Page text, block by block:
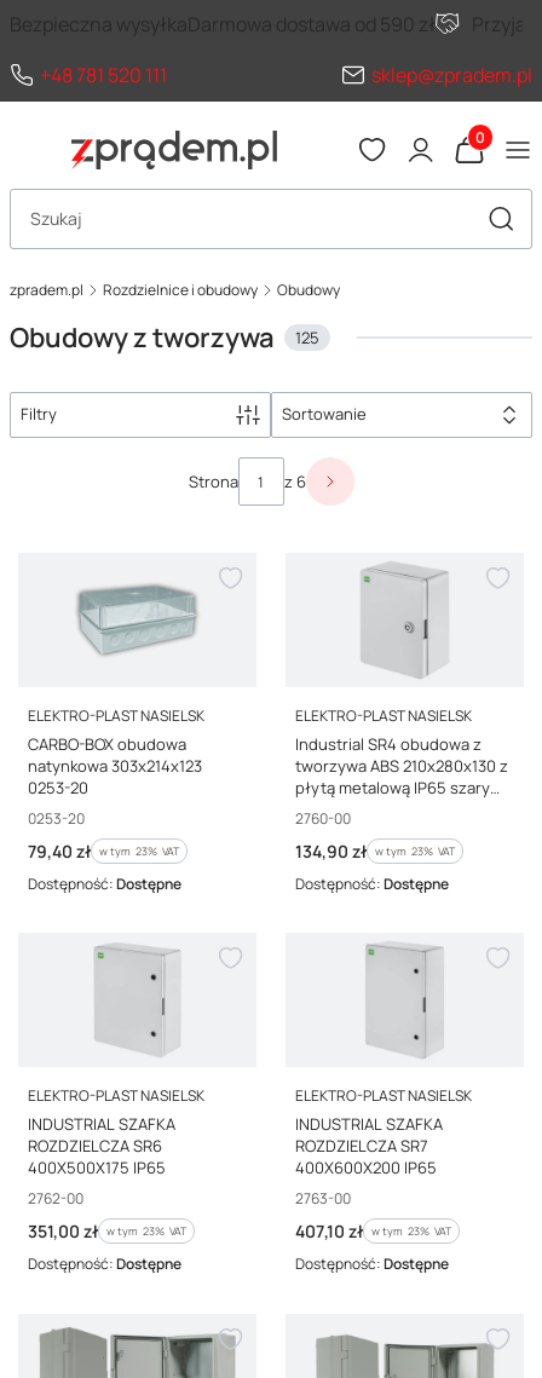
Bezpieczna wysyłkaDarmowa dostawa od 590 zł
+48 781 520 111
sklep@zpradem.pl
Produkty
Otwórz wyszukiwarkę
zpradem.pl Rozdzielnice i obudowy Obudowy
Obudowy z tworzywa 125
Filtry Sortowanie
Lista produktówStrona z 6 Następne produkty
PRODUCENT
ELEKTRO-PLAST NASIELSK
CARBO-BOX obudowa
natynkowa 303x214x123
0253-20
Kod producenta
0253-20
Cena brutto
79,40 zł w tym %s VAT
w tym 23% VAT
Dostępność:Dostępne
PRODUCENT
ELEKTRO-PLAST NASIELSK
Industrial SR4 obudowa z
tworzywa ABS 210x280x130 z
płytą metalową IP65 szary
2760-00
Kod producenta
2760-00
Cena brutto
134,90 zł w tym %s VAT
w tym 23% VAT
Dostępność:Dostępne
PRODUCENT
ELEKTRO-PLAST NASIELSK
INDUSTRIAL SZAFKA
ROZDZIELCZA SR6
400X500X175 IP65
Kod producenta
2762-00
Cena brutto
351,00 zł w tym %s VAT
w tym 23% VAT
Dostępność:Dostępne
PRODUCENT
ELEKTRO-PLAST NASIELSK
INDUSTRIAL SZAFKA
ROZDZIELCZA SR7
400X600X200 IP65
Kod producenta
2763-00
Cena brutto
407,10 zł w tym %s VAT
w tym 23% VAT
Dostępność:Dostępne